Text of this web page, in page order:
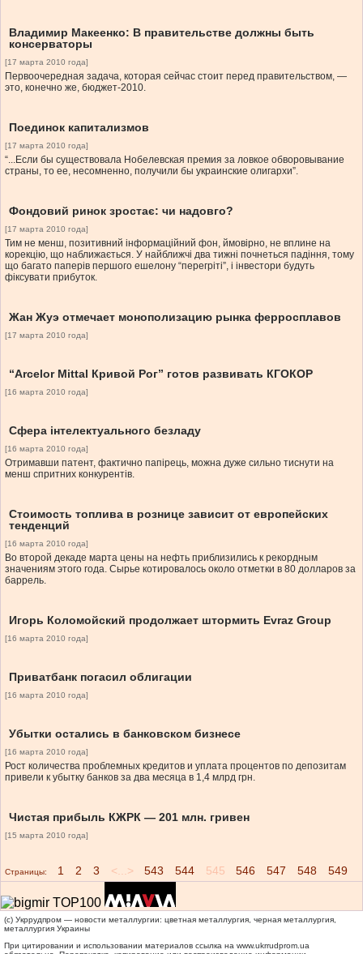
Владимир Макеенко: В правительстве должны быть
консерваторы
[17 марта 2010 года]
Первоочередная задача, которая сейчас стоит перед правительством, —
это, конечно же, бюджет-2010.
Поединок капитализмов
[17 марта 2010 года]
“...Если бы существовала Нобелевская премия за ловкое обворовывание
страны, то ее, несомненно, получили бы украинские олигархи”.
Фондовий ринок зростає: чи надовго?
[17 марта 2010 года]
Тим не менш, позитивний інформаційний фон, ймовірно, не вплине на
корекцію, що наближається. У найближчі два тижні почнеться падіння, тому
що багато паперів першого ешелону “перегріті”, і інвестори будуть
фіксувати прибуток.
Жан Жуэ отмечает монополизацию рынка ферросплавов
[17 марта 2010 года]
“Arcelor Mittal Кривой Рог” готов развивать КГОКОР
[16 марта 2010 года]
Сфера інтелектуального безладу
[16 марта 2010 года]
Отримавши патент, фактично папірець, можна дуже сильно тиснути на
менш спритних конкурентів.
Стоимость топлива в рознице зависит от европейских
тенденций
[16 марта 2010 года]
Во второй декаде марта цены на нефть приблизились к рекордным
значениям этого года. Сырье котировалось около отметки в 80 долларов за
баррель.
Игорь Коломойский продолжает штормить Evraz Group
[16 марта 2010 года]
Приватбанк погасил облигации
[16 марта 2010 года]
Убытки остались в банковском бизнесе
[16 марта 2010 года]
Рост количества проблемных кредитов и уплата процентов по депозитам
привели к убытку банков за два месяца в 1,4 млрд грн.
Чистая прибыль КЖРК — 201 млн. гривен
[15 марта 2010 года]
Страницы: 1 2 3 <...> 543 544 545 546 547 548 549
(c) Укррудпром — новости металлургии: цветная металлургия, черная металлургия,
металлургия Украины
При цитировании и использовании материалов ссылка на www.ukrrudprom.ua